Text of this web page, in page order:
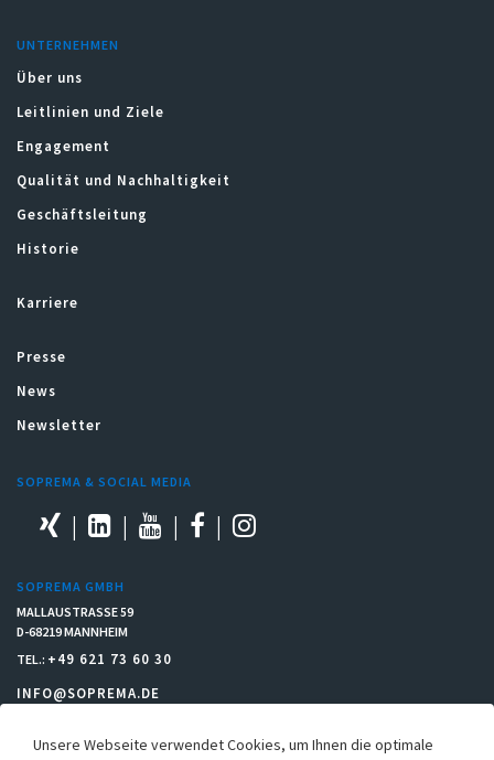
UNTERNEHMEN
Über uns
Leitlinien und Ziele
Engagement
Qualität und Nachhaltigkeit
Geschäftsleitung
Historie
Karriere
Presse
News
Newsletter
SOPREMA & SOCIAL MEDIA
SOPREMA GMBH
MALLAUSTRASSE 59
D-68219 MANNHEIM
TEL.: +49 621 73 60 30
INFO@SOPREMA.DE
Unsere Webseite verwendet Cookies, um Ihnen die optimale